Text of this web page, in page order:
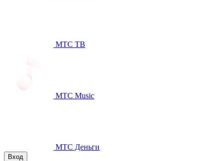
МТС ТВ
МТС Music
МТС Деньги
Вход